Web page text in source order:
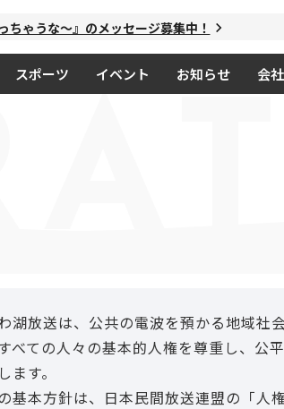
スポーツ イベント お知らせ 会
うな～』のメッセージ募集中！
湖放送は、公共の電波を預かる地域社
べての人々の基本的人権を尊重し、公
ます。
基本方針は、日本民間放送連盟の「人